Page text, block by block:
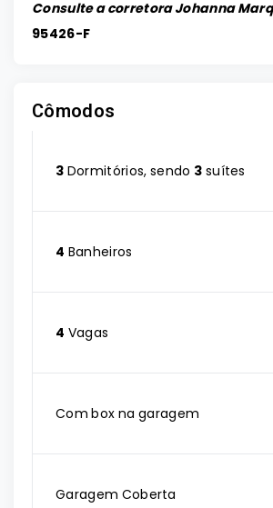
Consulte a corretora Johanna
95426-F
Cômodos
3 Dormitórios, sendo 3 suítes
4 Banheiros
4 Vagas
Com box na garagem
Garagem Coberta